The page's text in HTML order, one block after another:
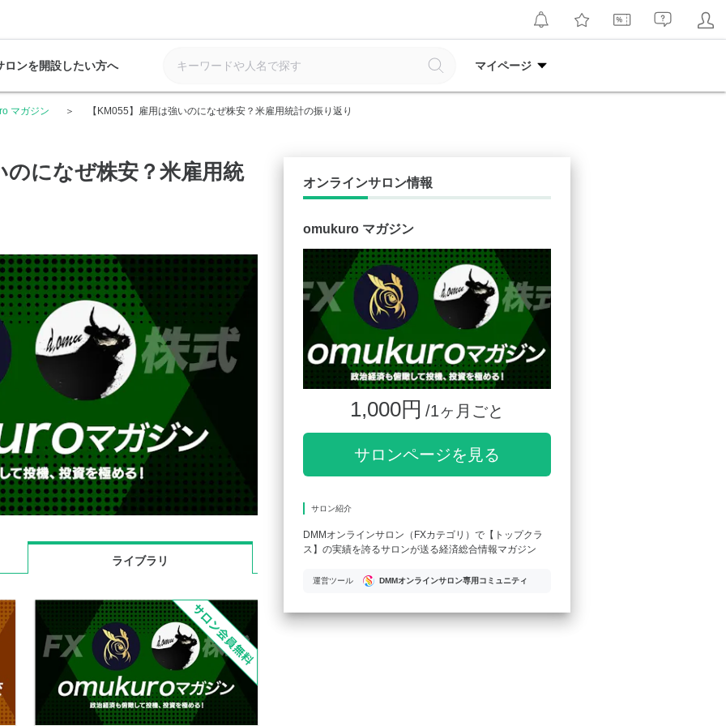
ロンを開設したい方へ マイページ
マガジン 【KM055】雇用は強いのになぜ株安？米雇用統計の振り返り
になぜ株安？米雇用統
ライブラリ
オンラインサロン情報
omukuro マガジン
1,000円 /1ヶ月ごと
サロンページを見る
サロン紹介
DMMオンラインサロン（FXカテゴリ）で【トップクラ
ス】の実績を誇るサロンが送る経済総合情報マガジン
運営ツール DMMオンラインサロン専用コミュニティ